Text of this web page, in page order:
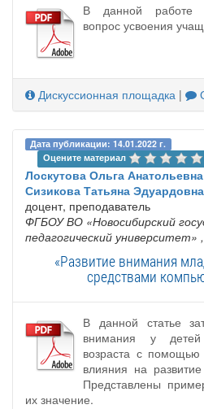
В данной работе
вопрос усвоения
Дискуссионная площадка |
Дата публикации: 14.01.2022 г.
Оцените материал
Лоскутова Ольга Анатольевна
Сизикова Татьяна Эдуардовна
доцент, преподаватель
ФГБОУ ВО «Новосибирский
педагогический университет»
«Развитие внимания
средствами
В данной статье
внимания у
возраста с
влияния на
Представлены
их значение.